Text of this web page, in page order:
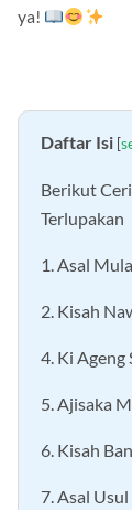
ya!
Daftar Isi [
Berikut
Terlupakan
1. Asal
2. Kisah
4. Ki Ageng
5. Ajisaka
6. Kisah
7. Asal